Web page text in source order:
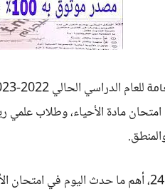
مادة الأحياء، وطلاب علمي